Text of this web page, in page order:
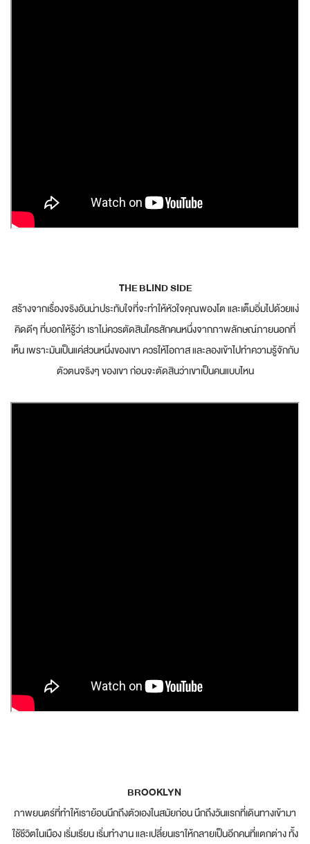
THE BLIND SIDE
สร้างจากเรื่องจริงอันน่าประทับใจที่จะทำให้หัวใจคุณพองโต และเต็มอิ่มไปด้วยแง่
คิดดีๆ ที่บอกให้รู้ว่า เราไม่ควรตัดสินใครสักคนหนึ่งจากภาพลักษณ์ภายนอกที่
เห็น เพราะมันเป็นแค่ส่วนหนึ่งของเขา ควรให้โอกาส และลองเข้าไปทำความรู้จักกับ
ตัวตนจริงๆ ของเขา ก่อนจะตัดสินว่าเขาเป็นคนแบบไหน
BROOKLYN
ภาพยนตร์ที่ทำให้เราย้อนนึกถึงตัวเองในสมัยก่อน นึกถึงวันแรกที่เดินทางเข้ามา
ใช้ชีวิตในเมือง เริ่มเรียน เริ่มทำงาน และเปลี่ยนเราให้กลายเป็นอีกคนที่แตกต่าง ทั้ง